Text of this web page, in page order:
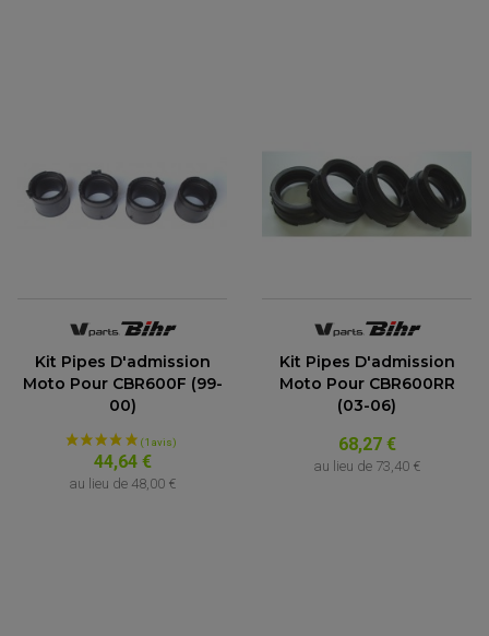
(1 avis)
Kit Pipes D'admission
Moto Pour CBR600F (99-
00)
44,64 €
au lieu de 48,00 €
Kit Pipes D'admission
Moto Pour CBR600RR
(03-06)
68,27 €
au lieu de 73,40 €